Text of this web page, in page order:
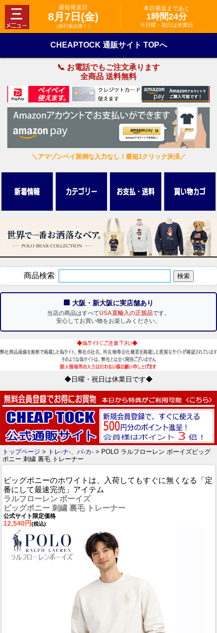
最短発送日
8月7日(金)
（銀行振込除く）
本日発送まであと
1時間24分
※日曜・祝日は休業日
CHEAPTOCK 通販サイト TOPへ
📞 お電話でもご注文承ります
全商品 送料無料
＼アマゾンペイ面倒な入力なし！最短1クリック決済／
商品検索
🏢 大阪・新大阪に実店舗あり
当店の商品はすべてUSA直輸入の正規品です。
安心してお買い物をお楽しみください。
◆日曜・祝日は休業日です◆
トップページ > トレ-ナ-、パ-カ- > POLO ラルフローレン ボーイズビッグ
ポニー 刺繍 裏毛 トレーナー
ビッグポニーのホワイトは、入荷してもすぐに無くなる「定
番にして最速完売」アイテム
ラルフローレン ボーイズ
ビッグポニー 刺繍 裏毛 トレーナー
公式サイト限定価格
12,540円(税込)